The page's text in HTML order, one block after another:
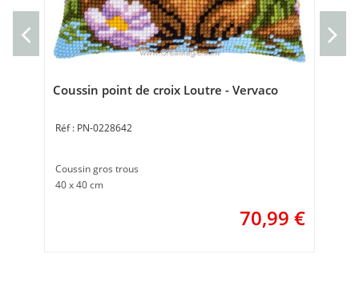
Coussin point de croix Loutre - Vervaco
PN-0228642
Coussin gros trous
40 x 40 cm
70,99 €